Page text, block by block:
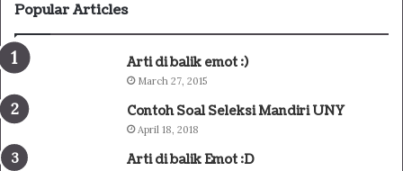
Popular Articles
Arti di balik emot :)
March 27, 2015
Contoh Soal Seleksi Mandiri UNY
April 18, 2018
Arti di balik Emot :D